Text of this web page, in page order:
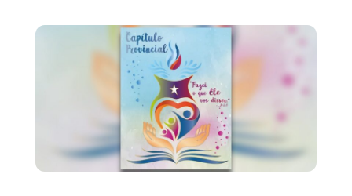
e
n
d
n
t
a